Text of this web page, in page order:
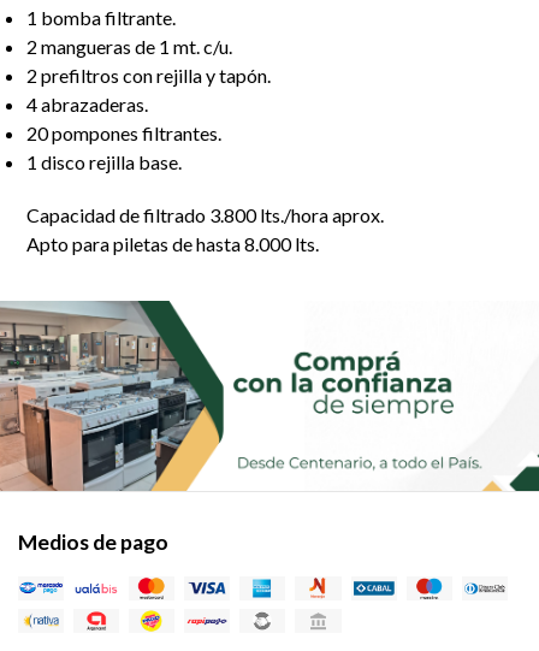
1 bomba filtrante.
2 mangueras de 1 mt. c/u.
2 prefiltros con rejilla y tapón.
4 abrazaderas.
20 pompones filtrantes.
1 disco rejilla base.
Capacidad de filtrado 3.800 lts./hora aprox.
Apto para piletas de hasta 8.000 lts.
Medios de pago